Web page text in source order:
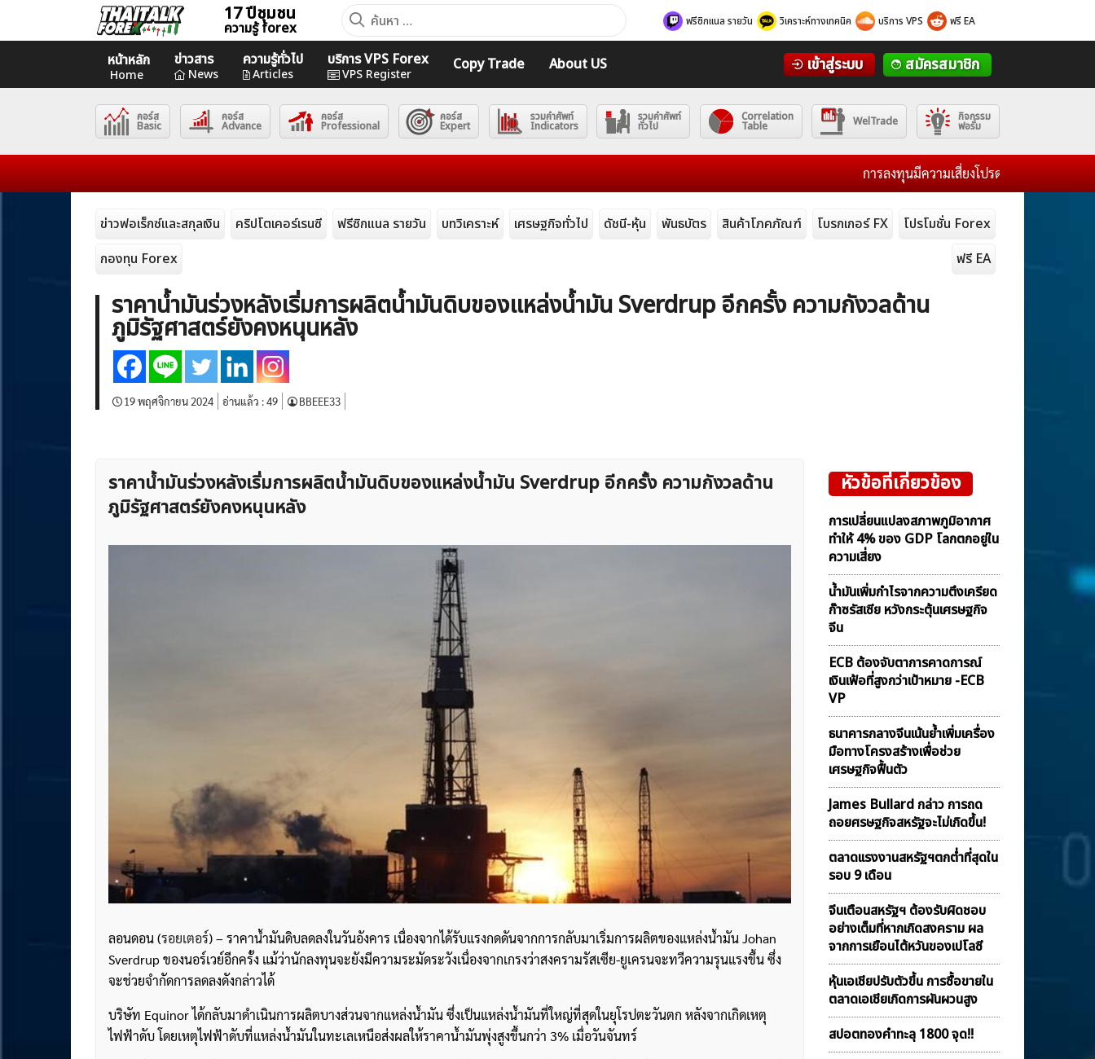
17 ปีชุมชน
ความรู้ forex
ค้นหา
สำหรับ:
ฟรีซิกแนล รายวัน วิเคราะห์ทางเทคนิค บริการ VPS ฟรี EA
หน้าหลัก
Home
ข่าวสาร
News
ความรู้ทั่วไป
Articles
บริการ VPS Forex
VPS Register
Copy Trade About US เข้าสู่ระบบ สมัครสมาชิก
News
VPS Register
คอร์ส
Basic
คอร์ส
Advance
คอร์ส
Professional
คอร์ส
Expert
รวมคำศัพท์
Indicators
รวมคำศัพท์
ทั่วไป
Correlation
Table WelTrade กิจกรรม
ฟอรั่ม
การลงทุนมีความเสี่ยงโปรดศึกษาข้อมูลก่อนการตัด
ข่าวฟอเร็กซ์และสกุลเงิน คริปโตเคอร์เรนซี ฟรีซิกแนล รายวัน บทวิเคราะห์ เศรษฐกิจทั่วไป ดัชนี-หุ้น พันธบัตร สินค้าโภคภัณฑ์ โบรกเกอร์ FX
โปรโมชั่น Forex
กองทุน Forex
ฟรี EA
ราคาน้ำมันร่วงหลังเริ่มการผลิตน้ำมันดิบของแหล่งน้ำมัน Sverdrup อีกครั้ง ความกังวลด้าน
ภูมิรัฐศาสตร์ยังคงหนุนหลัง
19 พฤศจิกายน 2024 อ่านแล้ว :49 BBEEE33
ราคาน้ำมันร่วงหลังเริ่มการผลิตน้ำมันดิบของแหล่งน้ำมัน Sverdrup อีกครั้ง ความกังวลด้าน
ภูมิรัฐศาสตร์ยังคงหนุนหลัง
ลอนดอน (รอยเตอร์) – ราคาน้ำมันดิบลดลงในวันอังคาร เนื่องจากได้รับแรงกดดันจากการกลับมาเริ่มการผลิตของแหล่งน้ำมัน Johan
Sverdrup ของนอร์เวย์อีกครั้ง แม้ว่านักลงทุนจะยังมีความระมัดระวังเนื่องจากเกรงว่าสงครามรัสเซีย-ยูเครนจะทวีความรุนแรงขึ้น ซึ่ง
จะช่วยจำกัดการลดลงดังกล่าวได้
บริษัท Equinor ได้กลับมาดำเนินการผลิตบางส่วนจากแหล่งน้ำมัน ซึ่งเป็นแหล่งน้ำมันที่ใหญ่ที่สุดในยุโรปตะวันตก หลังจากเกิดเหตุ
ไฟฟ้าดับ โดยเหตุไฟฟ้าดับที่แหล่งน้ำมันในทะเลเหนือส่งผลให้ราคาน้ำมันพุ่งสูงขึ้นกว่า 3% เมื่อวันจันทร์
หัวข้อที่เกี่ยวข้อง
การเปลี่ยนแปลงสภาพภูมิอากาศ
ทำให้ 4% ของ GDP โลกตกอยู่ใน
ความเสี่ยง
น้ำมันเพิ่มกำไรจากความตึงเครียด
ก๊าซรัสเซีย หวังกระตุ้นเศรษฐกิจ
จีน
ECB ต้องจับตาการคาดการณ์
เงินเฟ้อที่สูงกว่าเป้าหมาย -ECB
VP
ธนาคารกลางจีนเน้นย้ำเพิ่มเครื่อง
มือทางโครงสร้างเพื่อช่วย
เศรษฐกิจฟื้นตัว
James Bullard กล่าว การถด
ถอยศรษฐกิจสหรัฐจะไม่เกิดขึ้น!
ตลาดเเรงงานสหรัฐฯตกต่ำที่สุดใน
รอบ 9 เดือน
จีนเตือนสหรัฐฯ ต้องรับผิดชอบ
อย่างเต็มที่หากเกิดสงคราม ผล
จากการเยือนไต้หวันของเปโลซี
หุ้นเอเชียปรับตัวขึ้น การซื้อขายใน
ตลาดเอเชียเกิดการผันผวนสูง
สปอตทองคำทะลุ 1800 จุด!!